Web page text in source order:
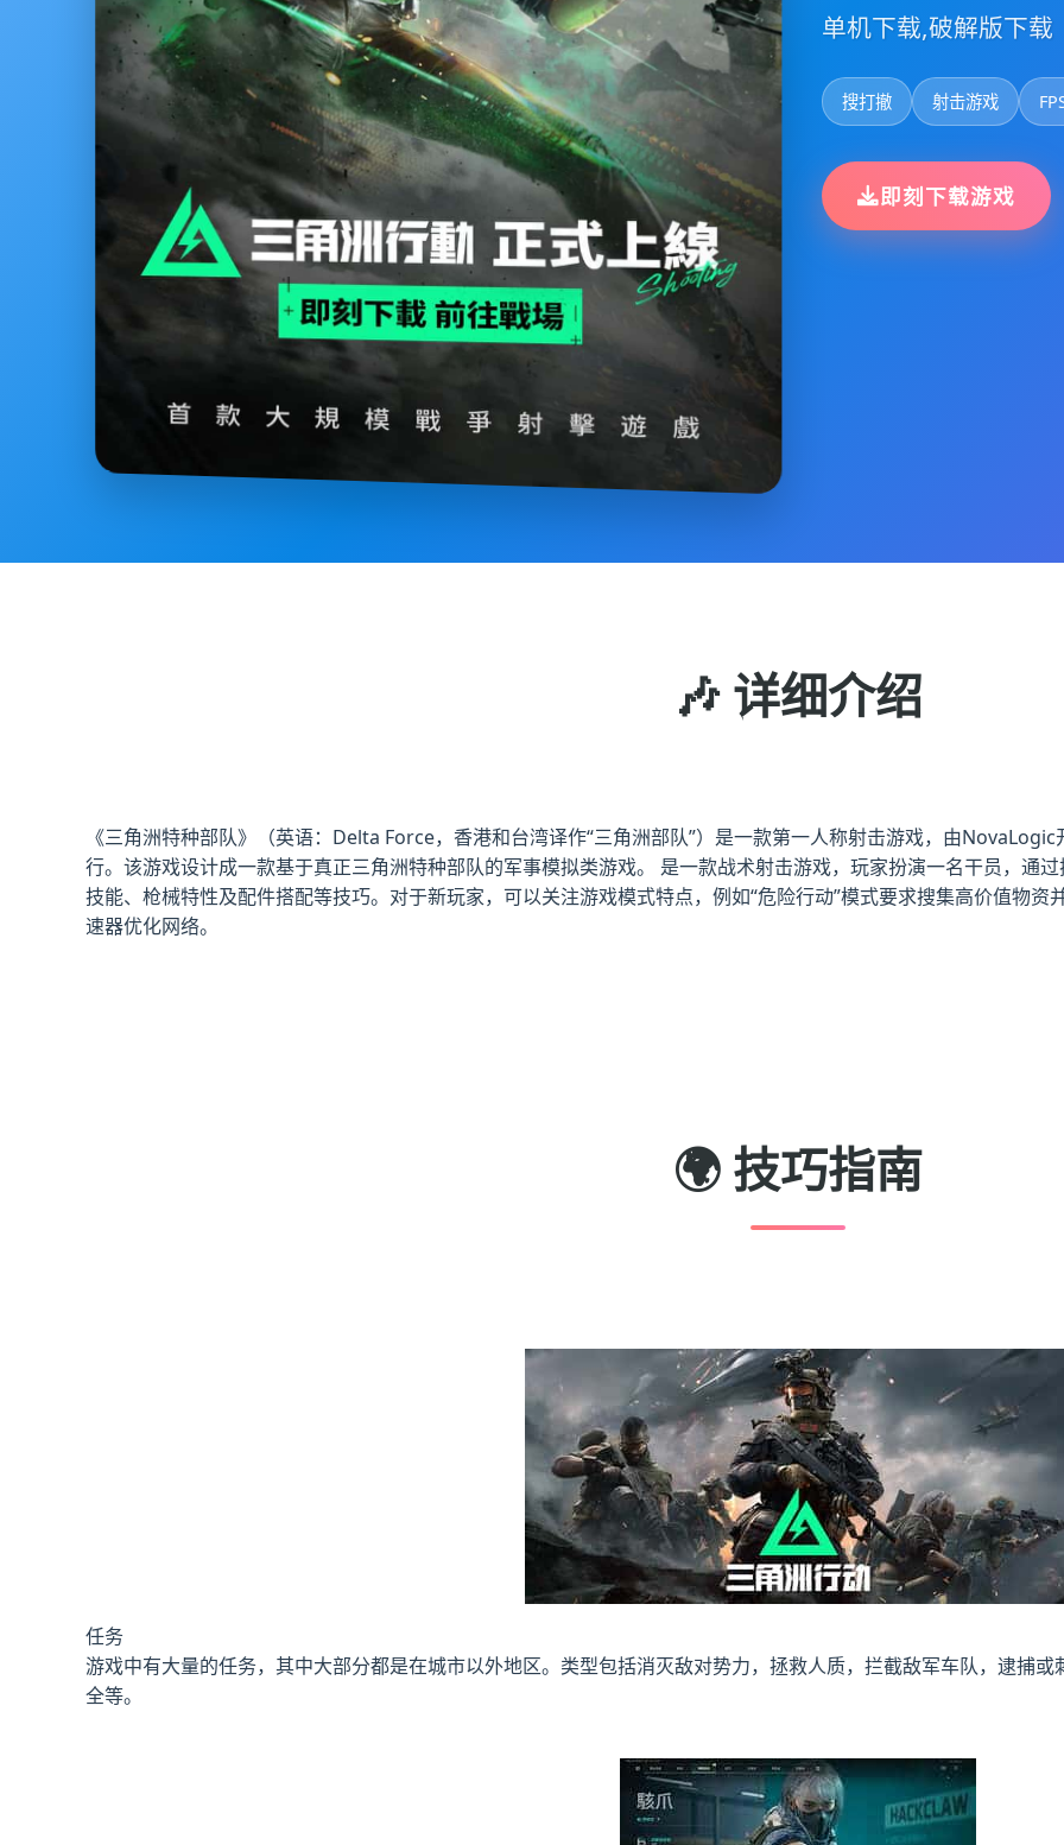
单机下载,破解版下载
搜打撤 射击游戏
即刻下载游戏
🎶 详细介绍
《三角洲特种部队》（英语：Delta Force，香港和台湾译作“三角洲部队”）是一款第一人称射击游戏，由
行。该游戏设计成一款基于真正三角洲特种部队的军事模拟类游戏。 是一款战术射击游戏，玩家扮演一名干员，通
技能、枪械特性及配件搭配等技巧。对于新玩家，可以关注游戏模式特点，例如“危险行动”模式要求搜集高价值物
速器优化网络。
🌍 技巧指南
任务
游戏中有大量的任务，其中大部分都是在城市以外地区。类型包括消灭敌对势力，拯救人质，拦截敌军车队，逮捕
全等。